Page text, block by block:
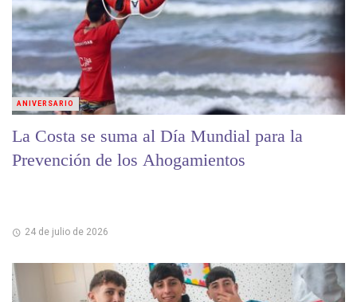
La Costa se suma al Día Mundial para la
Prevención de los Ahogamientos
24 de julio de 2026
ANIVERSARIO